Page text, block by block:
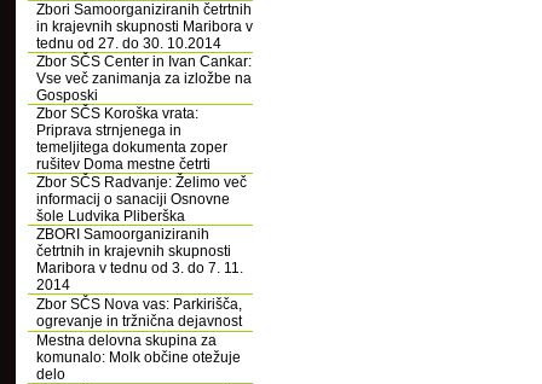
Zbori Samoorganiziranih četrtnih
in krajevnih skupnosti Maribora v
tednu od 27. do 30. 10.2014
Zbor SČS Center in Ivan Cankar:
Vse več zanimanja za izložbe na
Gosposki
Zbor SČS Koroška vrata:
Priprava strnjenega in
temeljitega dokumenta zoper
rušitev Doma mestne četrti
Zbor SČS Radvanje: Želimo več
informacij o sanaciji Osnovne
šole Ludvika Pliberška
ZBORI Samoorganiziranih
četrtnih in krajevnih skupnosti
Maribora v tednu od 3. do 7. 11.
2014
Zbor SČS Nova vas: Parkirišča,
ogrevanje in tržnična dejavnost
Mestna delovna skupina za
komunalo: Molk občine otežuje
delo